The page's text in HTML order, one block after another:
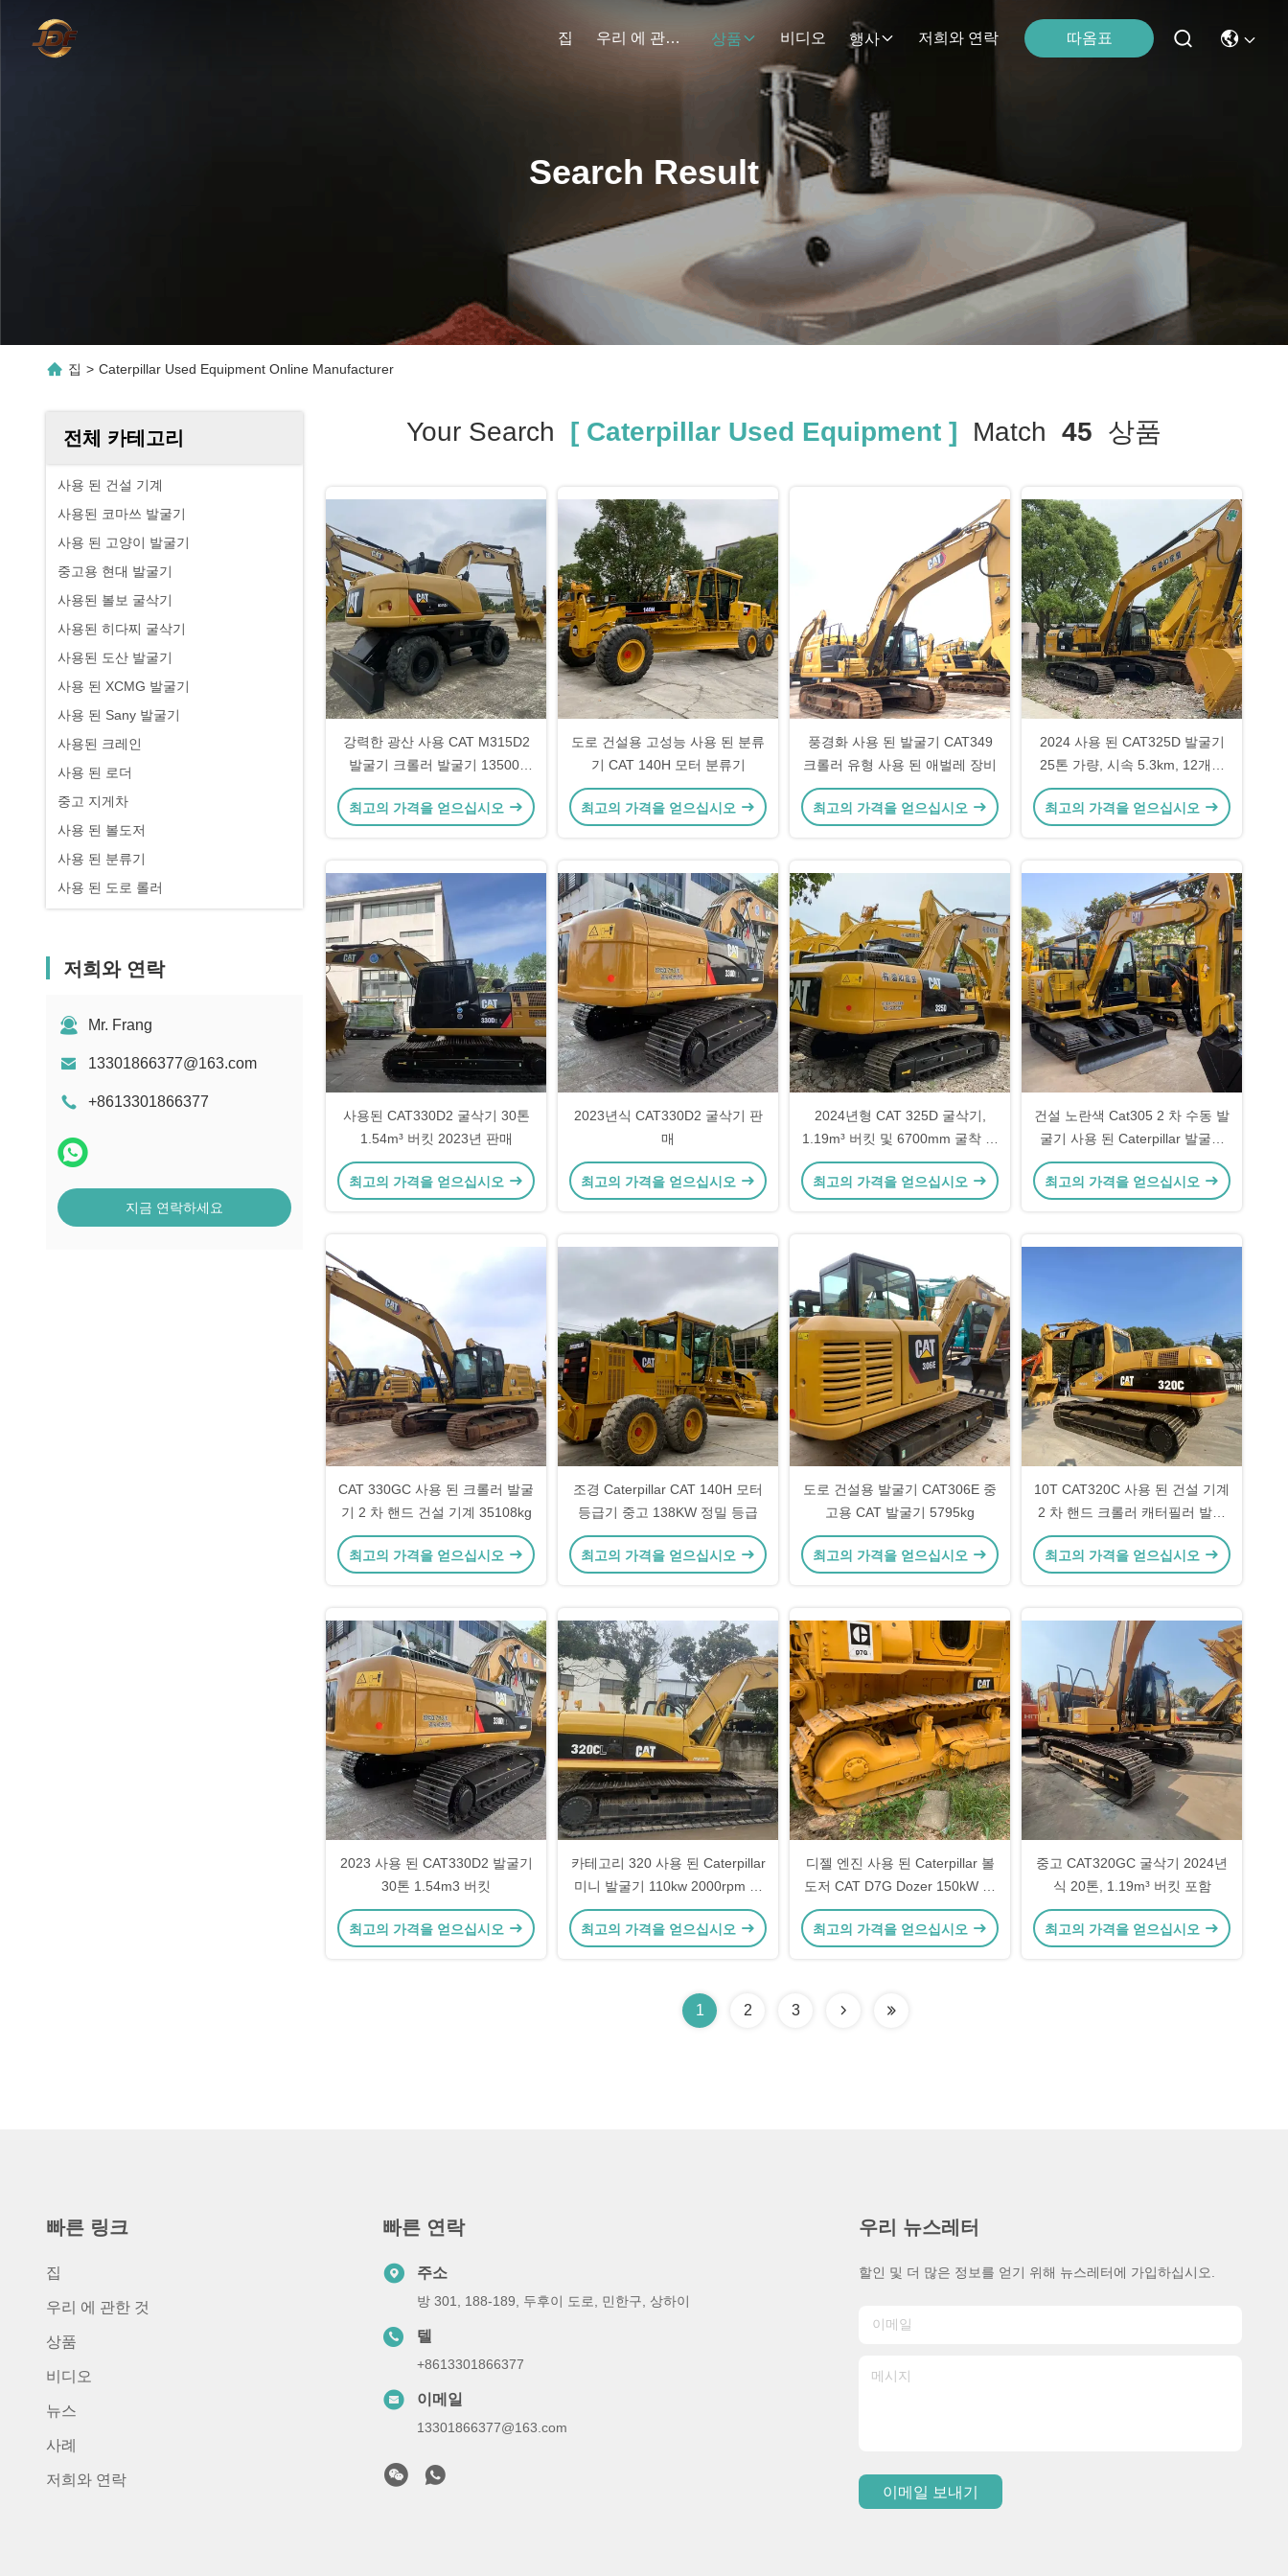
집 우리 에 관한 것 상품 비디오 행사 저희와 연락 따옴표
Search Result
집 > Caterpillar Used Equipment Online Manufacturer
전체 카테고리
사용 된 건설 기계
사용된 코마쓰 발굴기
사용 된 고양이 발굴기
중고용 현대 발굴기
사용된 볼보 굴삭기
사용된 히다찌 굴삭기
사용된 도산 발굴기
사용 된 XCMG 발굴기
사용 된 Sany 발굴기
사용된 크레인
사용 된 로더
중고 지게차
사용 된 볼도저
사용 된 분류기
사용 된 도로 롤러
저희와 연락
Mr. Frang
13301866377@163.com
+8613301866377
지금 연락하세요
Your Search [ Caterpillar Used Equipment ] Match 45 상품
강력한 광산 사용 CAT M315D2
발굴기 크롤러 발굴기 13500-
15200Kg
최고의 가격을 얻으십시오
도로 건설용 고성능 사용 된 분류
기 CAT 140H 모터 분류기
최고의 가격을 얻으십시오
풍경화 사용 된 발굴기 CAT349
크롤러 유형 사용 된 애벌레 장비
최고의 가격을 얻으십시오
2024 사용 된 CAT325D 발굴기
25톤 가량, 시속 5.3km, 12개월
보증
최고의 가격을 얻으십시오
사용된 CAT330D2 굴삭기 30톤
1.54m³ 버킷 2023년 판매
최고의 가격을 얻으십시오
2023년식 CAT330D2 굴삭기 판
매
최고의 가격을 얻으십시오
2024년형 CAT 325D 굴삭기,
1.19m³ 버킷 및 6700mm 굴착 깊
이, 중작업용
최고의 가격을 얻으십시오
건설 노란색 Cat305 2 차 수동 발
굴기 사용 된 Caterpillar 발굴기
5400kg
최고의 가격을 얻으십시오
CAT 330GC 사용 된 크롤러 발굴
기 2 차 핸드 건설 기계 35108kg
최고의 가격을 얻으십시오
조경 Caterpillar CAT 140H 모터
등급기 중고 138KW 정밀 등급
최고의 가격을 얻으십시오
도로 건설용 발굴기 CAT306E 중
고용 CAT 발굴기 5795kg
최고의 가격을 얻으십시오
10T CAT320C 사용 된 건설 기계
2 차 핸드 크롤러 캐터필러 발굴
기 110kw
최고의 가격을 얻으십시오
2023 사용 된 CAT330D2 발굴기
30톤 1.54m3 버킷
최고의 가격을 얻으십시오
카테고리 320 사용 된 Caterpillar
미니 발굴기 110kw 2000rpm 발
굴 장비
최고의 가격을 얻으십시오
디젤 엔진 사용 된 Caterpillar 볼
도저 CAT D7G Dozer 150kW 에
르고노믹 디자인
최고의 가격을 얻으십시오
중고 CAT320GC 굴삭기 2024년
식 20톤, 1.19m³ 버킷 포함
최고의 가격을 얻으십시오
1 2 3
빠른 링크
집
우리 에 관한 것
상품
비디오
뉴스
사례
저희와 연락
빠른 연락
주소
방 301, 188-189, 두후이 도로, 민한구, 상하이
텔
+8613301866377
이메일
13301866377@163.com
우리 뉴스레터
할인 및 더 많은 정보를 얻기 위해 뉴스레터에 가입하십시오.
이메일 보내기